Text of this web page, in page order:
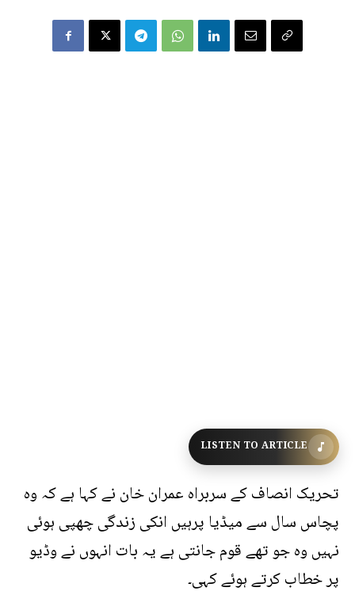
LISTEN TO ARTICLE
تحریک انصاف کے سربراہ عمران خان نے کہا ہے کہ وہ
پچاس سال سے میڈیا پرہیں انکی زندگی چھپی ہوئی
نہیں وہ جو تھے قوم جانتی ہے یہ بات انہوں نے وڈیو
پر خطاب کرتے ہوئے کہی۔